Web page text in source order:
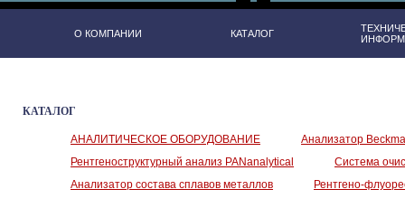
О КОМПАНИИ КАТАЛОГ
КАТАЛОГ
АНАЛИТИЧЕСКОЕ ОБОРУДОВАНИЕ
Анализатор
Рентгеноструктурный анализ PANanalytical
Система
Анализатор состава сплавов металлов
Рентгено-